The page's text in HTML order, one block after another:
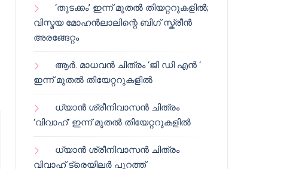
‘തുടക്കം’ ഇന്ന് മുതൽ തിയറ്ററുകളിൽ;
വിസ്മയ മോഹൻലാലിന്റെ ബിഗ് സ്ക്രീൻ
അരങ്ങേറ്റം
ആർ. മാധവൻ ചിത്രം ‘ജി ഡി എൻ ‘
ഇന്ന് മുതൽ തിയേറ്ററുകളിൽ
ധ്യാൻ ശ്രീനിവാസൻ ചിത്രം
‘വിവാഹ്’ ഇന്ന് മുതൽ തിയേറ്ററുകളിൽ
ധ്യാൻ ശ്രീനിവാസൻ ചിത്രം
വിവാഹ് ട്രെയിലർ പുറത്ത്